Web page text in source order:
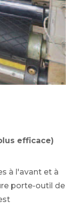
efficace)
à l'avant et à
porte-outil de